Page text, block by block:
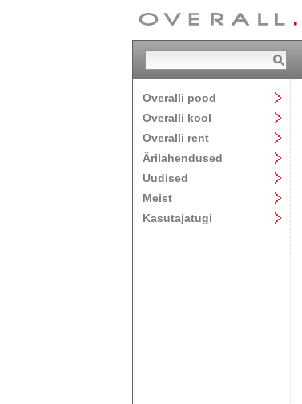
Overalli pood
Overalli kool
Overalli rent
Ärilahendused
Uudised
Meist
Kasutajatugi